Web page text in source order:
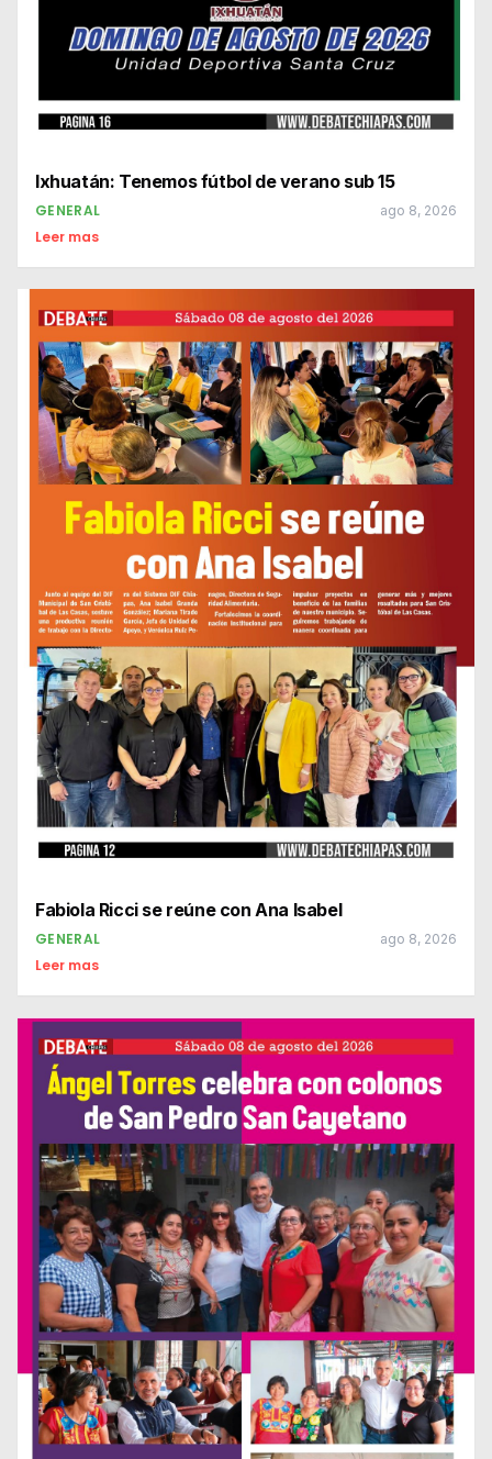
Ixhuatán: Tenemos fútbol de verano sub 15
GENERAL ago 8, 2026
Leer mas
Fabiola Ricci se reúne con Ana Isabel
GENERAL ago 8, 2026
Leer mas